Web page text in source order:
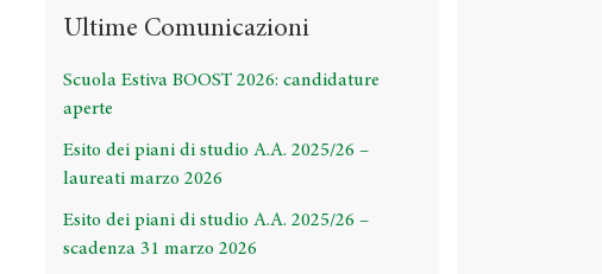
Ultime Comunicazioni
Scuola Estiva BOOST 2026: candidature
aperte
Esito dei piani di studio A.A. 2025/26 –
laureati marzo 2026
Esito dei piani di studio A.A. 2025/26 –
scadenza 31 marzo 2026